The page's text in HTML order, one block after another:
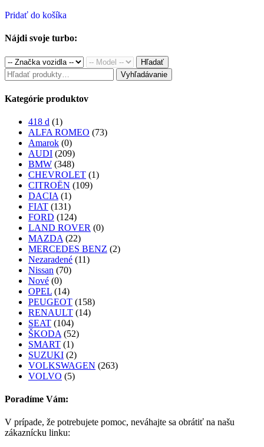
280.00€.230.00€.
Pridať do košíka
Nájdi svoje turbo:
Hľadať
Hľadať: Vyhľadávanie
Kategórie produktov
418 d (1)
ALFA ROMEO (73)
Amarok (0)
AUDI (209)
BMW (348)
CHEVROLET (1)
CITROËN (109)
DACIA (1)
FIAT (131)
FORD (124)
LAND ROVER (0)
MAZDA (22)
MERCEDES BENZ (2)
Nezaradené (11)
Nissan (70)
Nové (0)
OPEL (14)
PEUGEOT (158)
RENAULT (14)
SEAT (104)
ŠKODA (52)
SMART (1)
SUZUKI (2)
VOLKSWAGEN (263)
VOLVO (5)
Poradíme Vám:
V prípade, že potrebujete pomoc, neváhajte sa obrátiť na našu
zákaznícku linku: